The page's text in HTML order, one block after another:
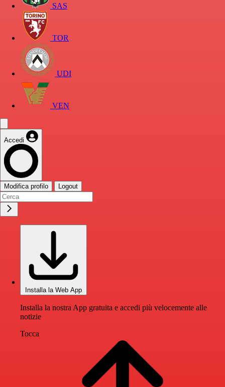
SAS
TOR
UDI
VEN
Accedi
Modifica profilo Logout
Installa la Web App
Installa la nostra App gratuita e accedi più velocemente alle
notizie
Tocca